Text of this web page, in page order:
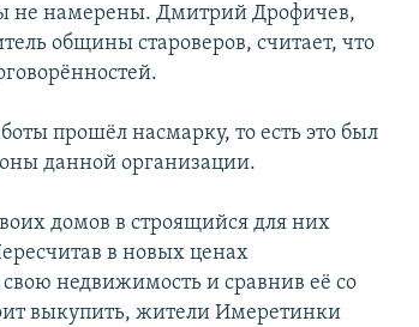
не намерены. Дмитрий Дрофичев,
общины староверов, считает, что
прошёл насмарку, то есть это был
данной организации.
домов в строящийся для них
в новых ценах
недвижимость и сравнив её со
выкупить, жители Имеретинки